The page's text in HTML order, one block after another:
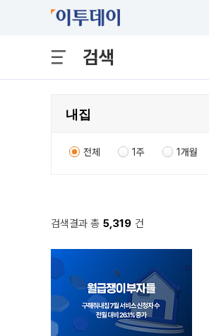
검색
전체 1주 1개월
검색결과 총 5,319 건